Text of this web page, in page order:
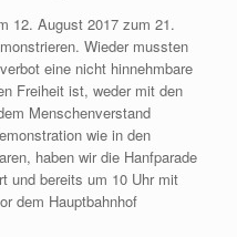
12. August 2017 zum 21.
Wieder mussten
eine nicht hinnehmbare
Freiheit ist, weder mit den
Menschenverstand
wie in den
haben wir die Hanfparade
und bereits um 10 Uhr mit
dem Hauptbahnhof